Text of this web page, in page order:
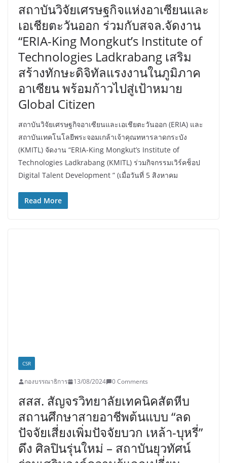
สถาบันวิจัยเศรษฐกิจแห่งอาเซียนและ
เอเชียตะวันออก ร่วมกับสจล.จัดงาน
“ERIA-King Mongkut’s Institute of
Technologies Ladkrabang เสริม
สร้างทักษะดิจิทัลแรงงานในภูมิภาค
อาเซียน พร้อมก้าวไปสู่เป้าหมาย
Global Citizen
สถาบันวิจัยเศรษฐกิจอาเซียนและเอเชียตะวันออก (ERIA) และ
สถาบันเทคโนโลยีพระจอมเกล้าเจ้าคุณทหารลาดกระบัง
(KMITL) จัดงาน “ERIA-King Mongkut’s Institute of
Technologies Ladkrabang (KMITL) ร่วมกิจกรรมเวิร์คช็อป
Digital Talent Development ” (เมื่อวันที่ 5 สิงหาคม
Read More
CSR
กองบรรณาธิการ 13/08/2024 0 Comments
สสส. สัญจรวิทยาลัยเทคนิคสัตหีบ
สถานศึกษาสายอาชีพต้นแบบ “ลด
ปัจจัยเสี่ยงเพิ่มปัจจัยบวก เหล้า-บุหรี่”
ดึง ศิลปินรุ่นใหม่ – สถาบันยุวทัศน์